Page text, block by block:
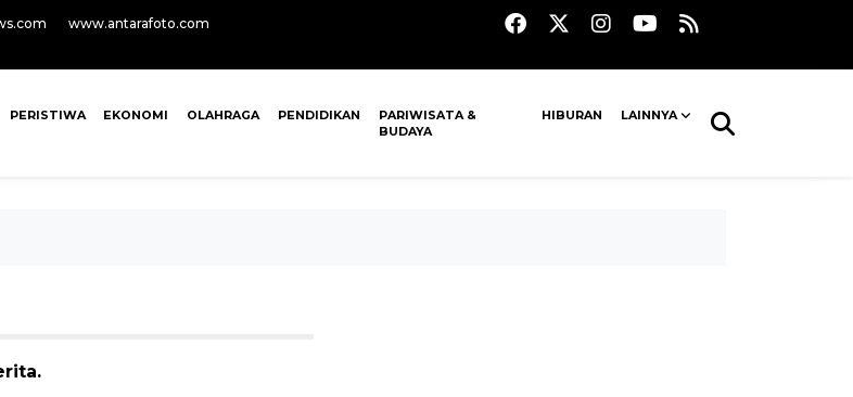
www.antarafoto.com
PERISTIWA EKONOMI OLAHRAGA PENDIDIKAN
PARIWISATA &
BUDAYA
HIBURAN LAINNYA